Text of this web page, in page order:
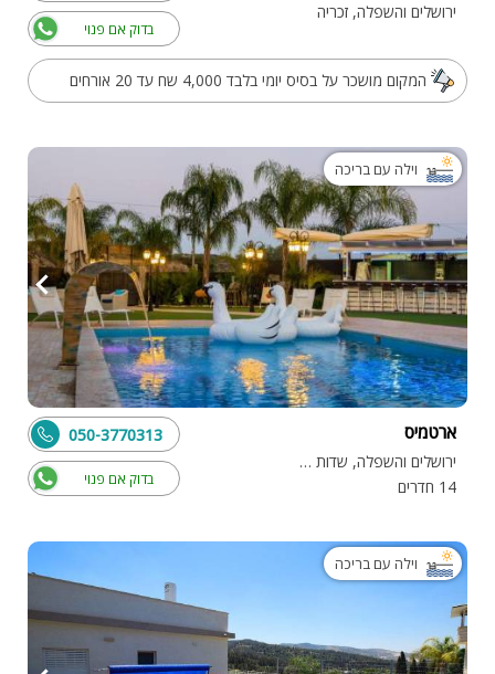
ירושלים והשפלה, זכריה
בדוק אם פנוי
המקום מושכר על בסיס יומי בלבד 4,000 שח עד 20 אורחים
וילה עם בריכה
ארטמיס
ירושלים והשפלה, שדות מיכה
14 חדרים
בדוק אם פנוי
050-3770313
וילה עם בריכה